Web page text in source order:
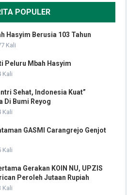
POPULER
Hasyim Berusia 103 Tahun
Kali
Peluru Mbah Hasyim
Kali
Sehat, Indonesia Kuat”
Di Bumi Reyog
Kali
GASMI Carangrejo Genjot
Kali
Gerakan KOIN NU, UPZIS
Peroleh Jutaan Rupiah
Kali